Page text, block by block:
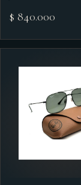
$ 840.000